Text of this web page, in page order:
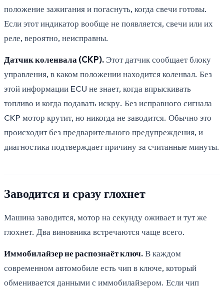
положение зажигания и погаснуть, когда свечи готовы.
Если этот индикатор вообще не появляется, свечи или их
реле, вероятно, неисправны.
Датчик коленвала (CKP). Этот датчик сообщает блоку
управления, в каком положении находится коленвал. Без
этой информации ECU не знает, когда впрыскивать
топливо и когда подавать искру. Без исправного сигнала
CKP мотор крутит, но никогда не заводится. Обычно это
происходит без предварительного предупреждения, и
диагностика подтверждает причину за считанные минуты.
Заводится и сразу глохнет
Машина заводится, мотор на секунду оживает и тут же
глохнет. Два виновника встречаются чаще всего.
Иммобилайзер не распознаёт ключ.В каждом
современном автомобиле есть чип в ключе, который
обменивается данными с иммобилайзером. Если чип